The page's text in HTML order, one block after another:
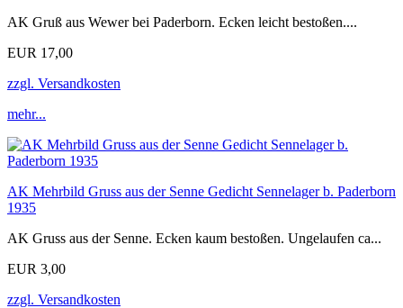
AK Gruß aus Wewer bei Paderborn. Ecken leicht bestoßen....
EUR 17,00
zzgl. Versandkosten
mehr...
AK Mehrbild Gruss aus der Senne Gedicht Sennelager b. Paderborn
1935
AK Gruss aus der Senne. Ecken kaum bestoßen. Ungelaufen ca...
EUR 3,00
zzgl. Versandkosten